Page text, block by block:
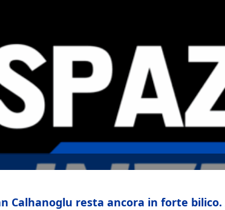
Calhanoglu resta ancora in forte